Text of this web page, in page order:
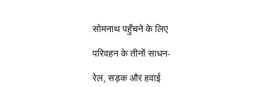
सोमनाथ पहुँचने के लिए
परिवहन के तीनों साधन-
रेल, सड़क और हवाई